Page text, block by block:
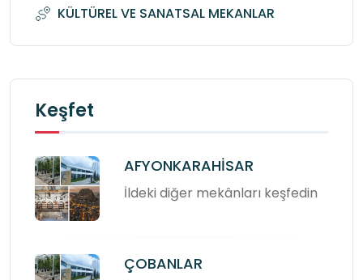
KÜLTÜREL VE SANATSAL MEKANLAR
Keşfet
AFYONKARAHİSAR
İldeki diğer mekânları keşfedin
ÇOBANLAR